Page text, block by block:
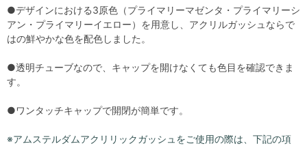
●デザインにおける3原色（プライマリーマゼンタ・プライマリーシ
アン・プライマリーイエロー）を用意し、アクリルガッシュならで
はの鮮やかな色を配色しました。
●透明チューブなので、キャップを開けなくても色目を確認できま
す。
●ワンタッチキャップで開閉が簡単です。
※アムステルダムアクリリックガッシュをご使用の際は、下記の項